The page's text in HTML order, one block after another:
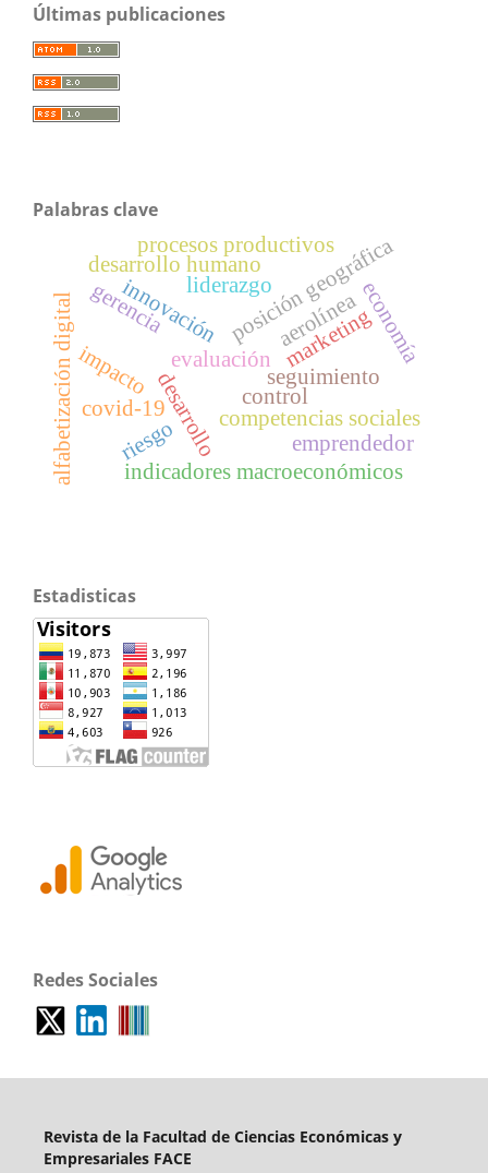
Últimas publicaciones
Palabras clave
control
evaluación
seguimiento
competencias sociales
innovaciónposición geográfica
desarrollo
indicadores macroeconómicos
marketing
desarrollo humano
aerolínea
covid-19
economía
impacto
riesgo
liderazgo
emprendedor
gerencia
procesos productivos
alfabetización digital
Estadisticas
Redes Sociales
Revista de la Facultad de Ciencias Económicas y
Empresariales FACE